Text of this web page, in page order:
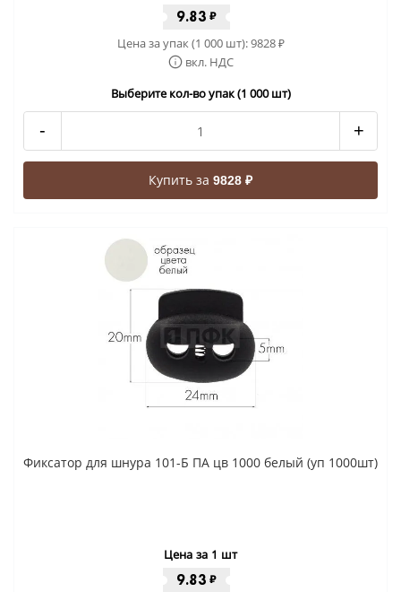
9.83 ₽
Цена за упак (1 000 шт):9828₽
вкл. НДС
Выберите кол-во упак (1 000 шт)
- +
Купить за 9828 ₽
Фиксатор для шнура 101-Б ПА цв 1000 белый (уп 1000шт)
Цена за 1 шт
9.83 ₽